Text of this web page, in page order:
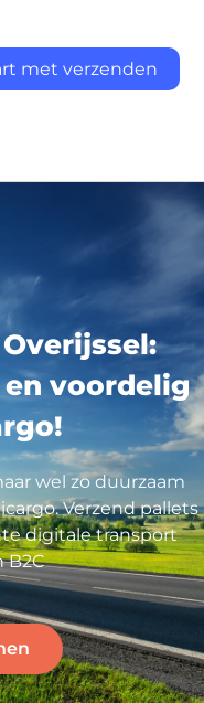
met verzenden
voordelig
wel zo duurzaam
Verzend pallets
digitale transport
B2C